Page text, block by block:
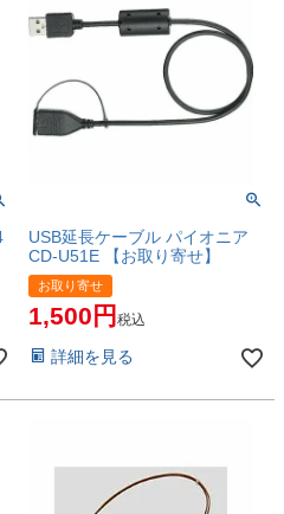
USB延長ケーブル パイオニア
CD-U51E 【お取り寄せ】
お取り寄せ
1,500 税込
詳細を見る